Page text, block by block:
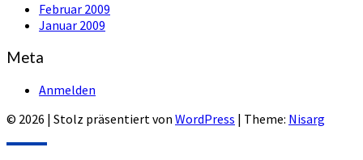
Februar 2009
Januar 2009
Meta
Anmelden
© 2026 | Stolz präsentiert von WordPress | Theme: Nisarg